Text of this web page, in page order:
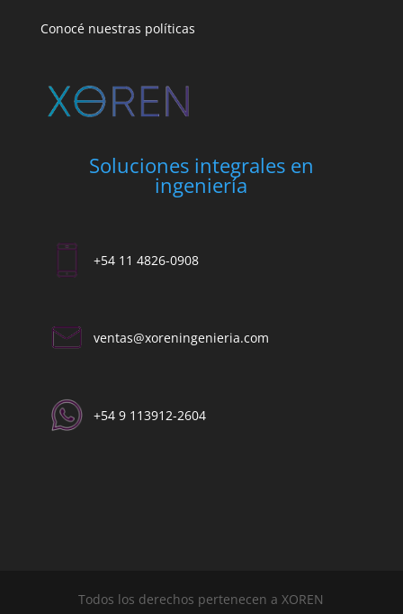
Conocé nuestras políticas
Soluciones integrales en
ingeniería
+54 11 4826-0908
ventas@xoreningenieria.com​
+54 9 113912-2604​
Todos los derechos pertenecen a XOREN